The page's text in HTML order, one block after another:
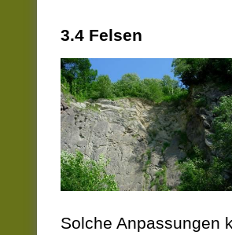
3.4 Felsen
Solche Anpassungen